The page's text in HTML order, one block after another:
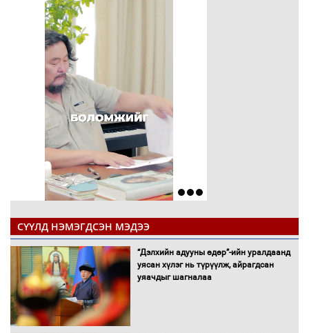
СҮҮЛД НЭМЭГДСЭН МЭДЭЭ
“Дэлхийн адууны өдөр”-ийн уралдаанд
уясан хүлэг нь түрүүлж, айрагдсан
уяачдыг шагналаа